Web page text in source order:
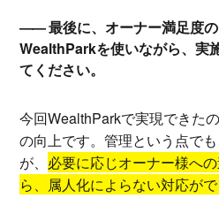
最後に、オーナー満足度
WealthParkを使いながら、実
てください。
今回WealthParkで実現できた
の向上です。管理という点で
が、 必要に応じオーナー様へ
ら、属人化によらない対応がで